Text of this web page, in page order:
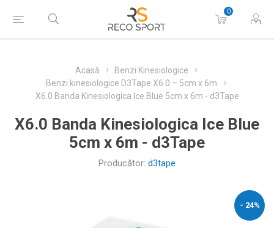
0
Acasă
Benzi Kinesiologice
Benzi kinesiologice D3Tape X6.0 – 5cm x 6m
X6.0 Banda Kinesiologica Ice Blue 5cm x 6m - d3Tape
X6.0 Banda Kinesiologica Ice Blue
5cm x 6m - d3Tape
Producător: d3tape
- 24%